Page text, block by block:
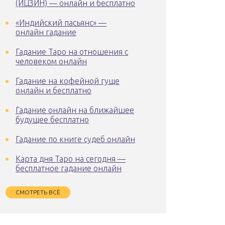
(ИЦЗИН) — онлайн и бесплатно
«Индийский пасьянс» —
онлайн гадание
Гадание Таро на отношения с
человеком онлайн
Гадание на кофейной гуще
онлайн и бесплатно
Гадание онлайн на ближайшее
будущее бесплатно
Гадание по книге судеб онлайн
Карта дня Таро на сегодня —
бесплатное гадание онлайн
СМОТРЕТЬ ВСЁ